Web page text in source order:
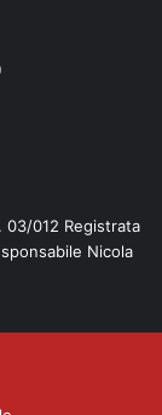
03/012 Registrata
Nicola